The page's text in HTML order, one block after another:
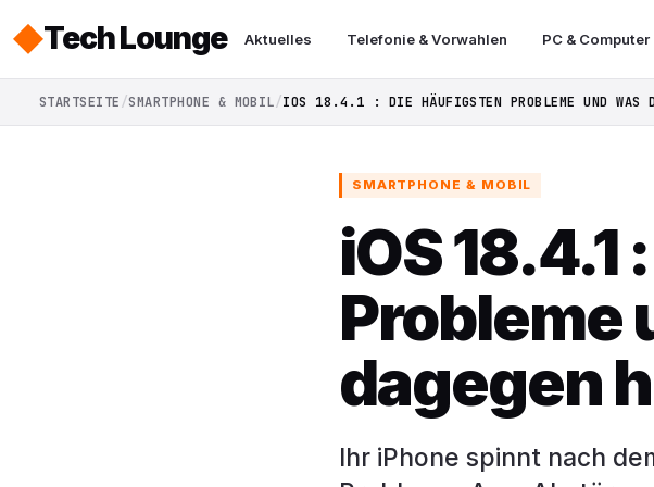
Tech Lounge Aktuelles Telefonie & Vorwahlen PC & Computer
STARTSEITE SMARTPHONE & MOBIL IOS 18.4.1 : DIE HÄUFIGSTEN PROBLEME UND WAS
SMARTPHONE & MOBIL
iOS
Probleme
dagegen
Ihr iPhone spinnt nach